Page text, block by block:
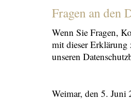
Fragen an den
Wenn Sie Fragen,
mit dieser Erklärung
unseren
Weimar, den 5. Juni